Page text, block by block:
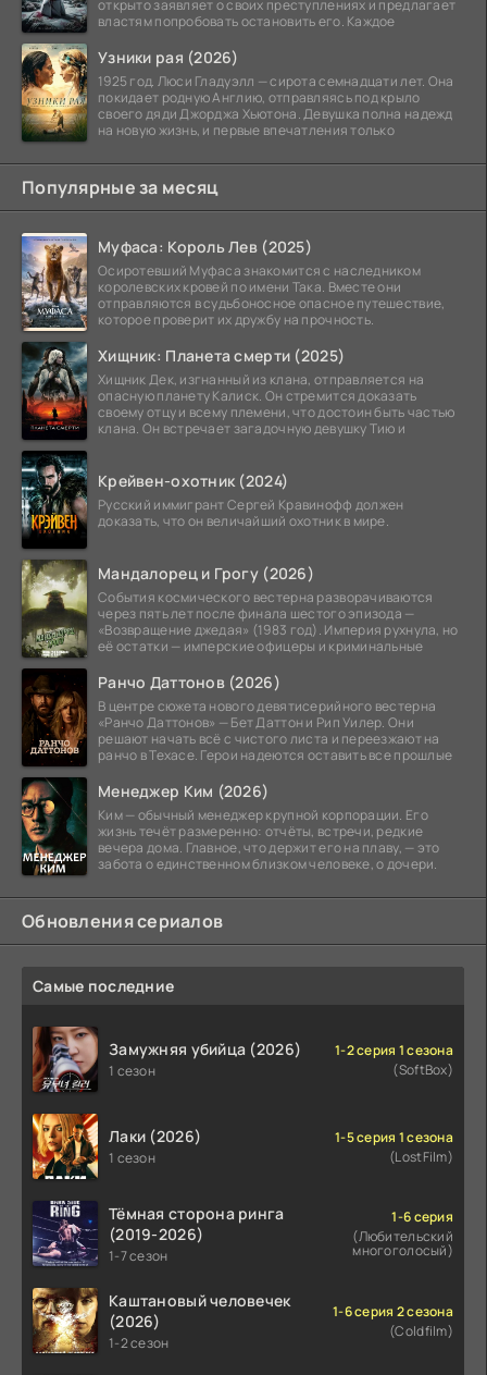
открыто заявляет о своих преступлениях и предлагает
властям попробовать остановить его. Каждое
Узники рая (2026)
1925 год. Люси Гладуэлл — сирота семнадцати лет. Она
покидает родную Англию, отправляясь под крыло
своего дяди Джорджа Хьютона. Девушка полна надежд
на новую жизнь, и первые впечатления только
Популярные за месяц
Муфаса: Король Лев (2025)
Осиротевший Муфаса знакомится с наследником
королевских кровей по имени Така. Вместе они
отправляются в судьбоносное опасное путешествие,
которое проверит их дружбу на прочность.
Хищник: Планета смерти (2025)
Хищник Дек, изгнанный из клана, отправляется на
опасную планету Калиск. Он стремится доказать
своему отцу и всему племени, что достоин быть частью
клана. Он встречает загадочную девушку Тию и
Крейвен-охотник (2024)
Русский иммигрант Сергей Кравинофф должен
доказать, что он величайший охотник в мире.
Мандалорец и Грогу (2026)
События космического вестерна разворачиваются
через пять лет после финала шестого эпизода —
«Возвращение джедая» (1983 год). Империя рухнула, но
её остатки — имперские офицеры и криминальные
Ранчо Даттонов (2026)
В центре сюжета нового девятисерийного вестерна
«Ранчо Даттонов» — Бет Даттон и Рип Уилер. Они
решают начать всё с чистого листа и переезжают на
ранчо в Техасе. Герои надеются оставить все прошлые
Менеджер Ким (2026)
Ким — обычный менеджер крупной корпорации. Его
жизнь течёт размеренно: отчёты, встречи, редкие
вечера дома. Главное, что держит его на плаву, — это
забота о единственном близком человеке, о дочери.
Обновления сериалов
Самые последние
Замужняя убийца (2026)
1 сезон
1-2 серия 1 сезона
(SoftBox)
Лаки (2026)
1 сезон
1-5 серия 1 сезона
(LostFilm)
Тёмная сторона ринга
(2019-2026)
1-7 сезон
1-6 серия
(Любительский
многоголосый)
Каштановый человечек
(2026)
1-2 сезон
1-6 серия 2 сезона
(Coldfilm)